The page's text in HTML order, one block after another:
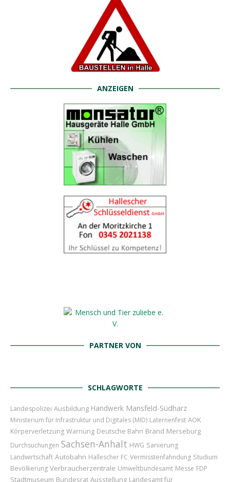
ANZEIGEN
PARTNER VON
SCHLAGWORTE
Landespolizei Ausbildung Handwerk Mansfeld-Südharz
Ministerium für Infrastruktur und Digitales (MID) Laternenfest AOK
Körperverletzung Warnung Deutsche Bahn Brand Merseburg
Durchsuchungen Sachsen-Anhalt HWG Sanierung
Landwirtschaft Autobahn Hallescher FC Vermisstenfahndung Studium
Bevölkerung Verbraucherzentrale Umweltbundesamt Messe FDP
Stadtmuseum Bundesrat Ausstellung Landesamt für